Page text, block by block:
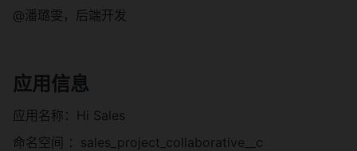
@潘璐雯，后端开发
应用信息
应用名称：Hi Sales
命名空间 ：sales_project_collaborative__c